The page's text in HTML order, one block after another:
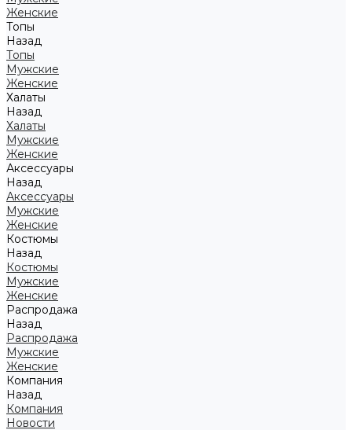
Женские
Топы
Назад
Топы
Мужские
Женские
Халаты
Назад
Халаты
Мужские
Женские
Аксессуары
Назад
Аксессуары
Мужские
Женские
Костюмы
Назад
Костюмы
Мужские
Женские
Распродажа
Назад
Распродажа
Мужские
Женские
Компания
Назад
Компания
Новости